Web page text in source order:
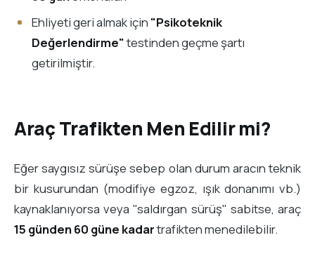
Ehliyeti geri almak için "Psikoteknik
Değerlendirme"testinden geçme şartı
getirilmiştir.
Araç Trafikten Men Edilir mi?
Eğer saygısız sürüşe sebep olan durum aracın teknik
bir kusurundan (modifiye egzoz, ışık donanımı vb.)
kaynaklanıyorsa veya "saldırgan sürüş" sabitse, araç
15 günden 60 güne kadartrafikten menedilebilir.